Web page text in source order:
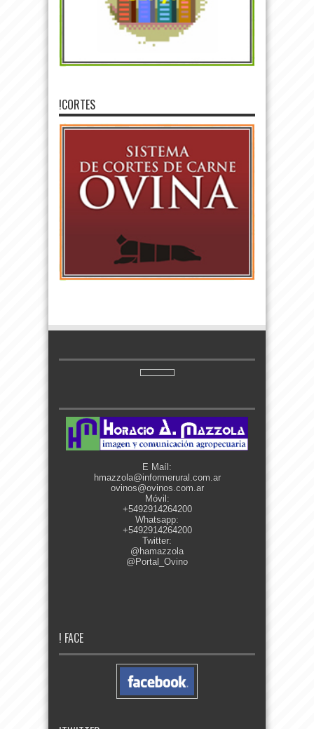
!CORTES
E Maíl:
hmazzola@informerural.com.ar
ovinos@ovinos.com.ar
Móvil:
+5492914264200
Whatsapp:
+5492914264200
Twitter:
@hamazzola
@Portal_Ovino
! FACE